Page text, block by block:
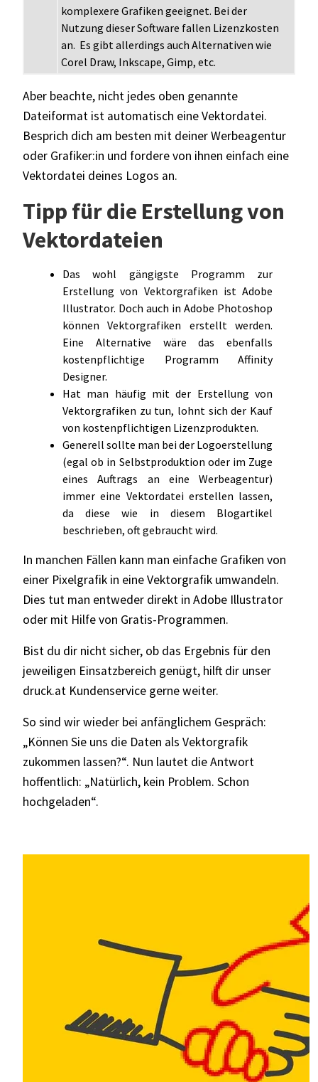
komplexere Grafiken geeignet. Bei der
Nutzung dieser Software fallen Lizenzkosten
an. Es gibt allerdings auch Alternativen wie
Corel Draw, Inkscape, Gimp, etc.
Aber beachte, nicht jedes oben genannte
Dateiformat ist automatisch eine Vektordatei.
Besprich dich am besten mit deiner Werbeagentur
oder Grafiker:in und fordere von ihnen einfach eine
Vektordatei deines Logos an.
Tipp für die Erstellung von
Vektordateien
Das wohl gängigste Programm zur
Erstellung von Vektorgrafiken ist Adobe
Illustrator. Doch auch in Adobe Photoshop
können Vektorgrafiken erstellt werden.
Eine Alternative wäre das ebenfalls
kostenpflichtige Programm Affinity
Designer.
Hat man häufig mit der Erstellung von
Vektorgrafiken zu tun, lohnt sich der Kauf
von kostenpflichtigen Lizenzprodukten.
Generell sollte man bei der Logoerstellung
(egal ob in Selbstproduktion oder im Zuge
eines Auftrags an eine Werbeagentur)
immer eine Vektordatei erstellen lassen,
da diese wie in diesem Blogartikel
beschrieben, oft gebraucht wird.
In manchen Fällen kann man einfache Grafiken von
einer Pixelgrafik in eine Vektorgrafik umwandeln.
Dies tut man entweder direkt in Adobe Illustrator
oder mit Hilfe von Gratis-Programmen.
Bist du dir nicht sicher, ob das Ergebnis für den
jeweiligen Einsatzbereich genügt, hilft dir unser
druck.at Kundenservice gerne weiter.
So sind wir wieder bei anfänglichem Gespräch:
„Können Sie uns die Daten als Vektorgrafik
zukommen lassen?“. Nun lautet die Antwort
hoffentlich: „Natürlich, kein Problem. Schon
hochgeladen“.